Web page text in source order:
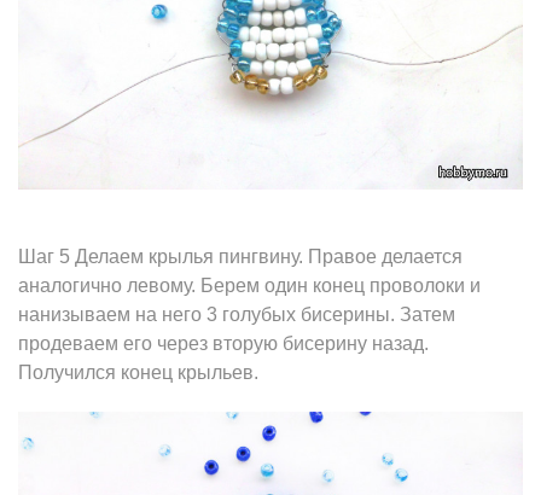
Шаг 5 Делаем крылья пингвину. Правое делается
аналогично левому. Берем один конец проволоки и
нанизываем на него 3 голубых бисерины. Затем
продеваем его через вторую бисерину назад.
Получился конец крыльев.